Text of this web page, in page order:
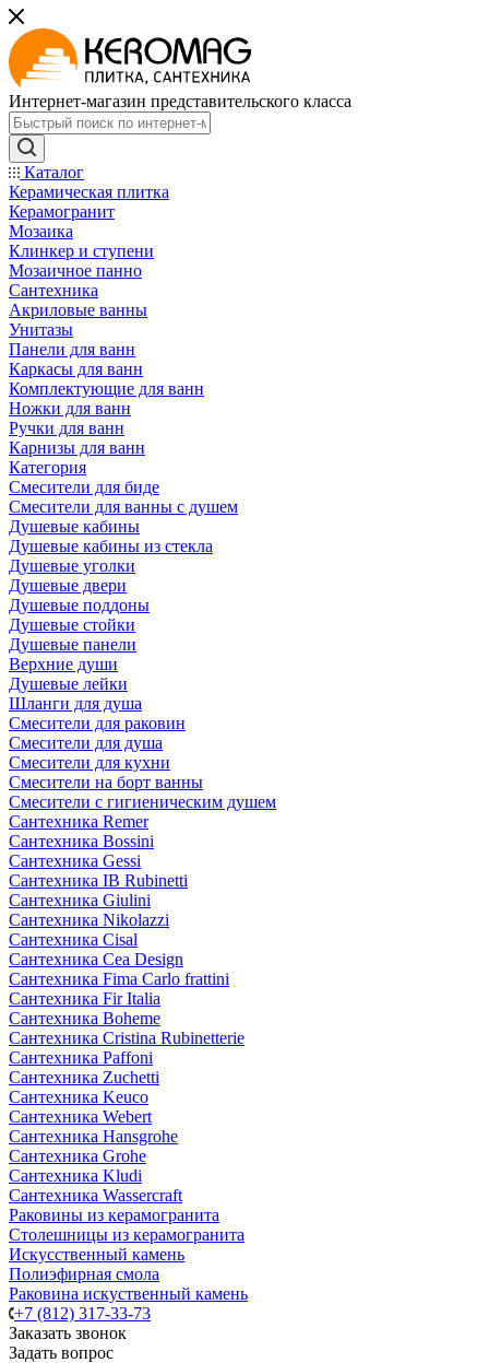
Интернет-магазин представительского класса
Каталог
Керамическая плитка
Керамогранит
Мозаика
Клинкер и ступени
Мозаичное панно
Сантехника
Акриловые ванны
Унитазы
Панели для ванн
Каркасы для ванн
Комплектующие для ванн
Ножки для ванн
Ручки для ванн
Карнизы для ванн
Категория
Смесители для биде
Смесители для ванны с душем
Душевые кабины
Душевые кабины из стекла
Душевые уголки
Душевые двери
Душевые поддоны
Душевые стойки
Душевые панели
Верхние души
Душевые лейки
Шланги для душа
Смесители для раковин
Смесители для душа
Смесители для кухни
Смесители на борт ванны
Смесители с гигиеническим душем
Сантехника Remer
Сантехника Bossini
Сантехника Gessi
Сантехника IB Rubinetti
Сантехника Giulini
Сантехника Nikolazzi
Сантехника Cisal
Сантехника Cea Design
Сантехника Fima Carlo frattini
Сантехника Fir Italia
Сантехника Boheme
Сантехника Cristina Rubinetterie
Сантехника Paffoni
Сантехника Zuchetti
Сантехника Keuco
Сантехника Webert
Сантехника Hansgrohe
Сантехника Grohe
Сантехника Kludi
Сантехника Wassercraft
Раковины из керамогранита
Столешницы из керамогранита
Искусственный камень
Полиэфирная смола
Раковина искуственный камень
+7 (812) 317-33-73
Заказать звонок
Задать вопрос